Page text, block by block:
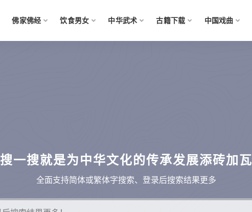
佛家佛经 饮食男女 中华武术 古籍下载 中国戏曲
搜一搜就是为中华文化的传承发展添砖加瓦
全面支持简体或繁体字搜索、登录后搜索结果更多